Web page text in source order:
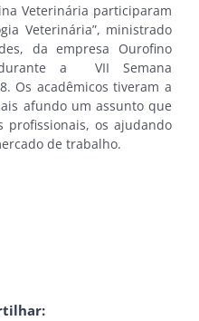
Veterinária participaram
Veterinária”, ministrado
da empresa Ourofino
a VII Semana
Os acadêmicos tiveram a
afundo um assunto que
profissionais, os ajudando
de trabalho.